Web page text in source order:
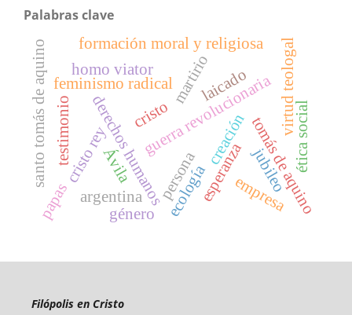
Palabras clave
feminismo radical
cristo
santo tomás de aquino derechos humanos
cristo rey
testimonio guerra revolucionaria
martirio
argentina persona
virtud teologal
ecología
creacióntomás de aquino
esperanza
formación moral y religiosa
homo viator
laicado
empresa
jubileo
Ávila ética social
género
papas
Filópolis en Cristo